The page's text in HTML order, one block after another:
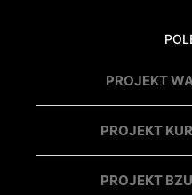
PROJEKT
PROJEKT
PROJEKT